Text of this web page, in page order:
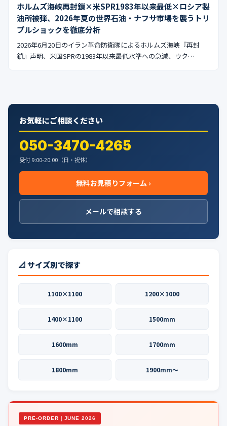
ホルムズ海峡再封鎖×米SPR1983年以来最低×ロシア製
油所被弾、2026年夏の世界石油・ナフサ市場を襲うトリ
プルショックを徹底分析
2026年6月20日のイラン革命防衛隊によるホルムズ海峡『再封
鎖』声明、米国SPRの1983年以来最低水準への急減、ウク…
お気軽にご相談ください
050-3470-4265
受付 9:00-20:00（日・祝休）
無料お見積りフォーム ›
メールで相談する
📐 サイズ別で探す
1100×1100 1200×1000
1400×1100 1500mm
1600mm 1700mm
1800mm 1900mm〜
PRE-ORDER｜JUNE 2026